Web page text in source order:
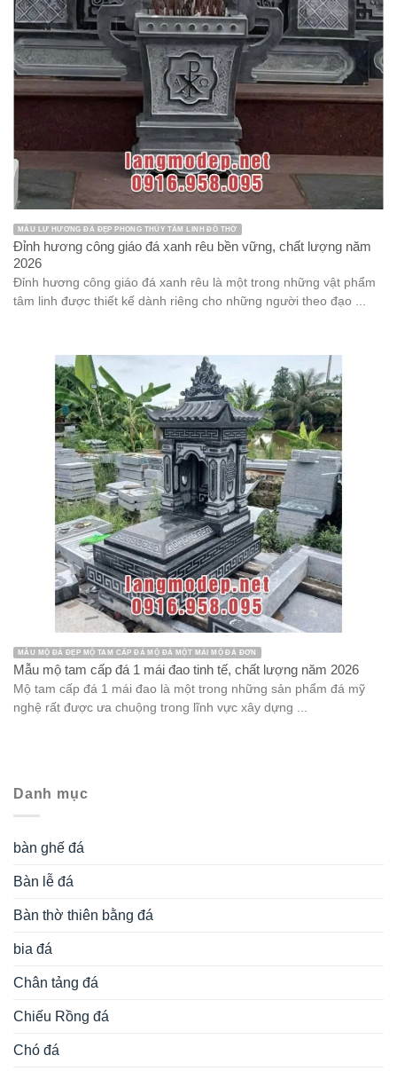
MẪU LƯ HƯƠNG ĐÁ ĐẸP PHONG THỦY TÂM LINH ĐỒ THỜ
Đỉnh hương công giáo đá xanh rêu bền vững, chất lượng năm
2026
Đỉnh hương công giáo đá xanh rêu là một trong những vật phẩm
tâm linh được thiết kế dành riêng cho những người theo đạo ...
MẪU MỘ ĐÁ ĐẸP MỘ TAM CẤP ĐÁ MỘ ĐÁ MỘT MÁI MỘ ĐÁ ĐƠN
Mẫu mộ tam cấp đá 1 mái đao tinh tế, chất lượng năm 2026
Mộ tam cấp đá 1 mái đao là một trong những sản phẩm đá mỹ
nghệ rất được ưa chuộng trong lĩnh vực xây dựng ...
Danh mục
bàn ghế đá
Bàn lễ đá
Bàn thờ thiên bằng đá
bia đá
Chân tảng đá
Chiếu Rồng đá
Chó đá